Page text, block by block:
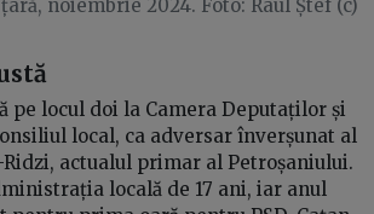
noiembrie 2024. Foto: Raul Ștef (c)
pe locul doi la Camera Deputaților și
local, ca adversar înverșunat al
actualul primar al Petroșaniului.
locală de 17 ani, iar anul